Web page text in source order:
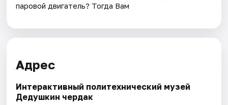
паровой двигатель? Тогда Вам
Адрес
Интерактивный политехнический музей
Дедушкин чердак